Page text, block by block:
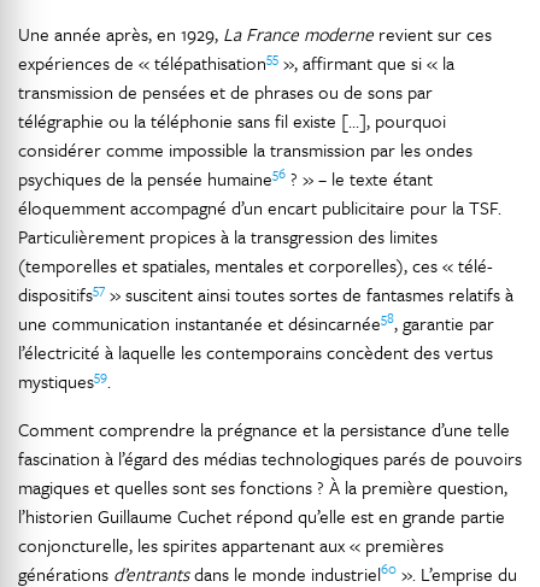
Une année après, en 1929, La France moderne revient sur ces
expériences de « télépathisation55 », affirmant que si « la
transmission de pensées et de phrases ou de sons par
télégraphie ou la téléphonie sans fil existe […], pourquoi
considérer comme impossible la transmission par les ondes
psychiques de la pensée humaine56 ? » – le texte étant
éloquemment accompagné d’un encart publicitaire pour la TSF.
Particulièrement propices à la transgression des limites
(temporelles et spatiales, mentales et corporelles), ces « télé-
dispositifs57 » suscitent ainsi toutes sortes de fantasmes relatifs à
une communication instantanée et désincarnée58, garantie par
l’électricité à laquelle les contemporains concèdent des vertus
mystiques59.
Comment comprendre la prégnance et la persistance d’une telle
fascination à l’égard des médias technologiques parés de pouvoirs
magiques et quelles sont ses fonctions ? À la première question,
l’historien Guillaume Cuchet répond qu’elle est en grande partie
conjoncturelle, les spirites appartenant aux « premières
générations d’entrantsdans le monde industriel60 ». L’emprise du